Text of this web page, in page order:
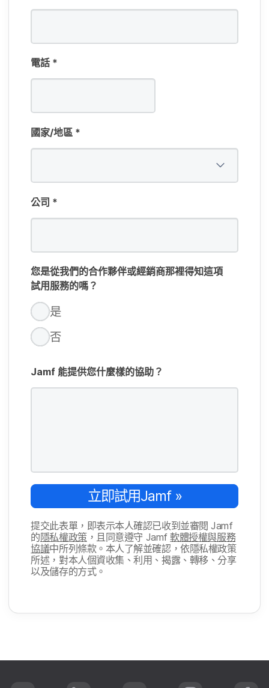
電話 *
國家​/​地區 *
公司 *
您​是​從​我們​的​合作​夥伴​或​經銷商​那​裡​得知​這​項​
試用​服務​的​嗎？
是
否
Jamf 能​提供​您什麼樣​的​協助？
立即​試用Jamf »
提交​此​表單，​即​表示​本​人​確認​已​收到​並​審閱 Jamf
的隱私權​政策，​且​同意​遵守Jamf軟體​授權​與​服務​
協議中​所​列​條款。​本人​了​解​並​確認，​依隱私權​政策​
所述，​對​本​人​個​資收集、​利用、​揭露、​轉移、​分享​
以及​儲存​的​方式。